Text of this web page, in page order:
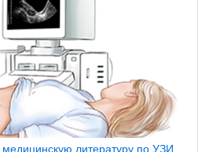
литературу по УЗИ